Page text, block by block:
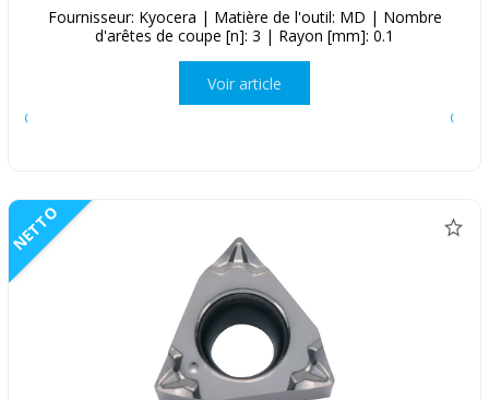
Fournisseur: Kyocera | Matière de l'outil: MD | Nombre
d'arêtes de coupe [n]: 3 | Rayon [mm]: 0.1
Voir article
NETTO